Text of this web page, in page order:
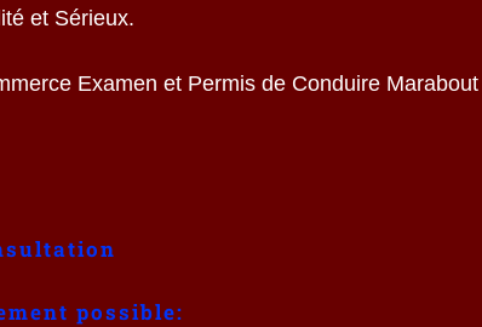
et Sérieux.
Examen et Permis de Conduire Marabout
possible: